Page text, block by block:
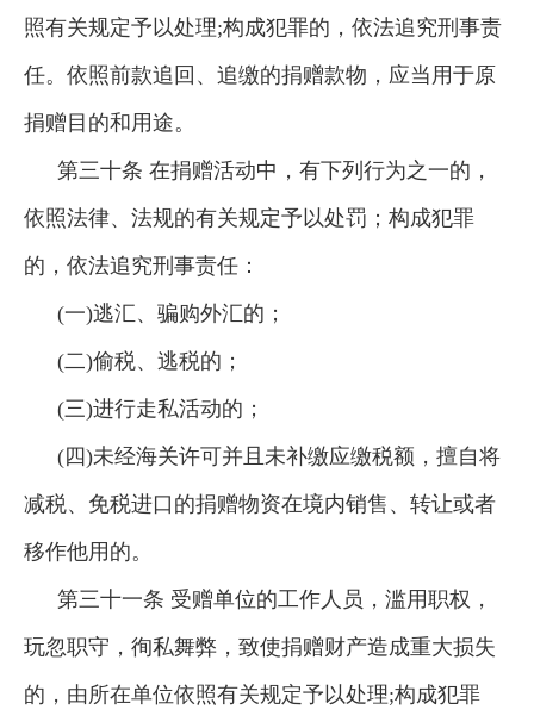
照有关规定予以处理;构成犯罪的，依法追究刑事责
任。依照前款追回、追缴的捐赠款物，应当用于原
捐赠目的和用途。
第三十条 在捐赠活动中，有下列行为之一的，
依照法律、法规的有关规定予以处罚；构成犯罪
的，依法追究刑事责任：
(一)逃汇、骗购外汇的；
(二)偷税、逃税的；
(三)进行走私活动的；
(四)未经海关许可并且未补缴应缴税额，擅自将
减税、免税进口的捐赠物资在境内销售、转让或者
移作他用的。
第三十一条 受赠单位的工作人员，滥用职权，
玩忽职守，徇私舞弊，致使捐赠财产造成重大损失
的，由所在单位依照有关规定予以处理;构成犯罪